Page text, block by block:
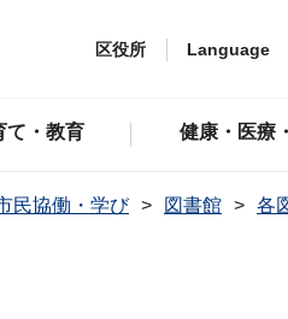
区役所 Language
て・教育 健康・医療
民協働・学び 図書館 各